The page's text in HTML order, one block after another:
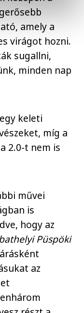
amely a
virágot hozni.
sugallni,
minden nap
keleti
míg a
2.0-t nem is
művei
is
hogy az
Püspöki
az